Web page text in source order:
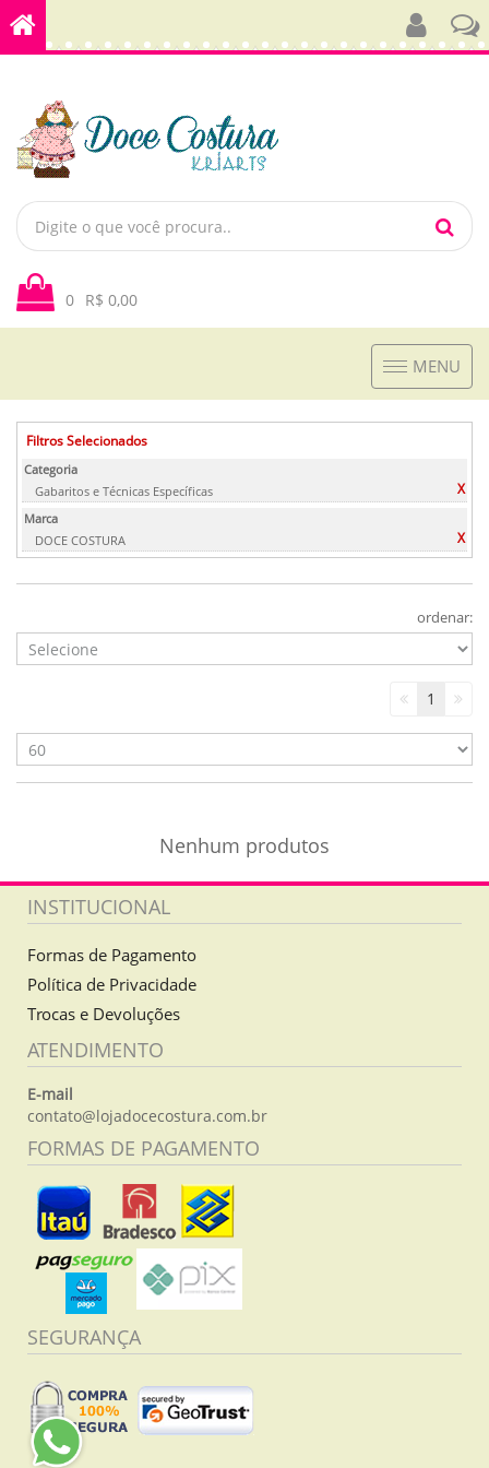
0 R$ 0,00
Toggle
navigation
MENU
Filtros Selecionados
Categoria
Gabaritos e Técnicas Específicas
X
Marca
DOCE COSTURA
X
ordenar:
1
Nenhum produtos
INSTITUCIONAL
Formas de Pagamento
Política de Privacidade
Trocas e Devoluções
ATENDIMENTO
E-mail
contato@lojadocecostura.com.br
FORMAS DE PAGAMENTO
SEGURANÇA